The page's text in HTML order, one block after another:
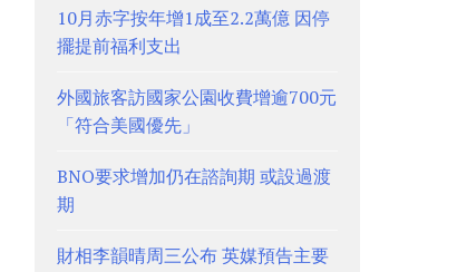
10月赤字按年增1成至2.2萬億 因停
擺提前福利支出
外國旅客訪國家公園收費增逾700元
「符合美國優先」
BNO要求增加仍在諮詢期 或設過渡
期
財相李韻晴周三公布 英媒預告主要